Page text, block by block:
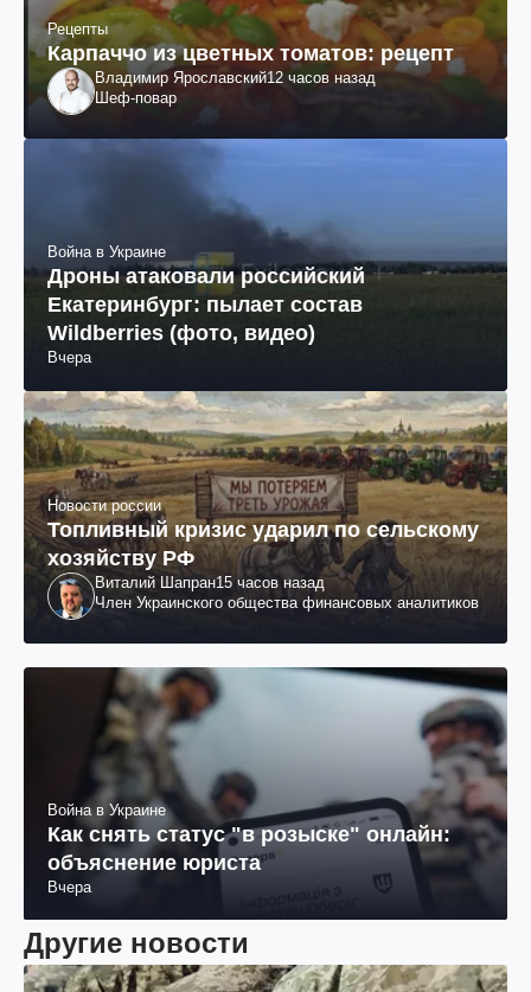
Рецепты
Карпаччо из цветных томатов: рецепт
Владимир Ярославский12 часов назад
Шеф-повар
Война в Украине
Дроны атаковали российский
Екатеринбург: пылает состав
Wildberries (фото, видео)
Вчера
Новости россии
Топливный кризис ударил по сельскому
хозяйству РФ
Виталий Шапран15 часов назад
Член Украинского общества финансовых аналитиков
Война в Украине
Как снять статус "в розыске" онлайн:
объяснение юриста
Вчера
Другие новости